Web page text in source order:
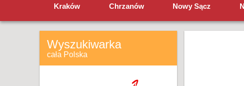
Kraków Chrzanów Nowy Sącz
Wyszukiwarka
cała Polska